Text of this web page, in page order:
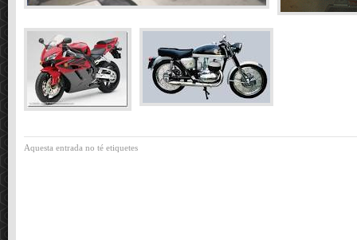
Aquesta entrada no té etiquetes